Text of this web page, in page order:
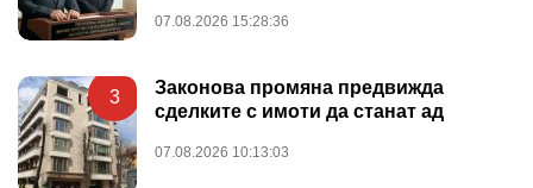
07.08.2026 15:28:36
3
Законова промяна предвижда
сделките с имоти да станат ад
07.08.2026 10:13:03